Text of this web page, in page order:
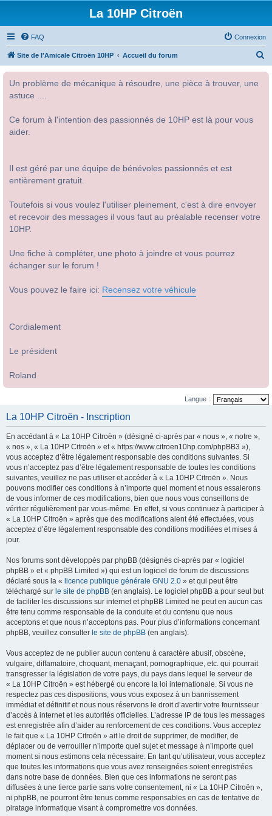
La 10HP Citroën
FAQ Connexion
Site de l'Amicale Citroën 10HP Accueil du forum
Un problème de mécanique à résoudre, une pièce à trouver, une
astuce ....
Ce forum à l'intention des passionnés de 10HP est là pour vous
aider.
Il est géré par une équipe de bénévoles passionnés et est
entièrement gratuit.
Toutefois si vous voulez l'utiliser pleinement, c'est à dire envoyer
et recevoir des messages il vous faut au préalable recenser votre
10HP.
Une fiche à compléter, une photo à joindre et vous pourrez
échanger sur le forum !
Vous pouvez le faire ici: Recensez votre véhicule
Cordialement
Le président
Roland
Langue :
La 10HP Citroën - Inscription
En accédant à « La 10HP Citroën » (désigné ci-après par « nous », « notre »,
« nos », « La 10HP Citroën » et « https://www.citroen10hp.com/phpBB3 »),
vous acceptez d’être légalement responsable des conditions suivantes. Si
vous n’acceptez pas d’être légalement responsable de toutes les conditions
suivantes, veuillez ne pas utiliser et accéder à « La 10HP Citroën ». Nous
pouvons modifier ces conditions à n’importe quel moment et nous essaierons
de vous informer de ces modifications, bien que nous vous conseillons de
vérifier régulièrement par vous-même. En effet, si vous continuez à participer à
« La 10HP Citroën » après que des modifications aient été effectuées, vous
acceptez d’être légalement responsable des conditions modifiées et mises à
jour.
Nos forums sont développés par phpBB (désignés ci-après par « logiciel
phpBB » et « phpBB Limited ») qui est un logiciel de forum de discussions
déclaré sous la « licence publique générale GNU 2.0 » et qui peut être
téléchargé sur le site de phpBB (en anglais). Le logiciel phpBB a pour seul but
de faciliter les discussions sur internet et phpBB Limited ne peut en aucun cas
être tenu comme responsable de la conduite et du contenu que nous
acceptons et que nous n’acceptons pas. Pour plus d’informations concernant
phpBB, veuillez consulter le site de phpBB (en anglais).
Vous acceptez de ne publier aucun contenu à caractère abusif, obscène,
vulgaire, diffamatoire, choquant, menaçant, pornographique, etc. qui pourrait
transgresser la législation de votre pays, du pays dans lequel le serveur de
« La 10HP Citroën » est hébergé ou encore la loi internationale. Si vous ne
respectez pas ces dispositions, vous vous exposez à un bannissement
immédiat et définitif et nous nous réservons le droit d’avertir votre fournisseur
d’accès à internet et les autorités officielles. L’adresse IP de tous les messages
est enregistrée afin d’aider au renforcement de ces conditions. Vous acceptez
le fait que « La 10HP Citroën » ait le droit de supprimer, de modifier, de
déplacer ou de verrouiller n’importe quel sujet et message à n’importe quel
moment si nous estimons cela nécessaire. En tant qu’utilisateur, vous acceptez
que toutes les informations que vous avez renseignées soient enregistrées
dans notre base de données. Bien que ces informations ne seront pas
diffusées à une tierce partie sans votre consentement, ni « La 10HP Citroën »,
ni phpBB, ne pourront être tenus comme responsables en cas de tentative de
piratage informatique visant à compromettre vos données.